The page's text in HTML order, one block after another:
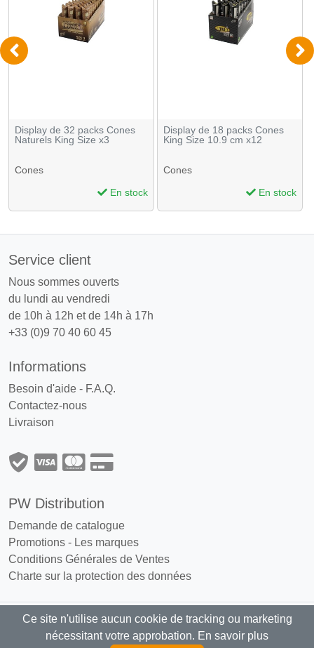
Display de 32 packs Cones
Naturels King Size x3
Cones
En stock
Display de 18 packs Cones
King Size 10.9 cm x12
Cones
En stock
Service client
Nous sommes ouverts
du lundi au vendredi
de 10h à 12h et de 14h à 17h
+33 (0)9 70 40 60 45
Informations
Besoin d'aide - F.A.Q.
Contactez-nous
Livraison
PW Distribution
Demande de catalogue
Promotions - Les marques
Conditions Générales de Ventes
Charte sur la protection des données
PW Distribution : Grossiste, distributeur
Ce site n'utilise aucun cookie de tracking ou marketing
nécessitant votre approbation. En savoir plus